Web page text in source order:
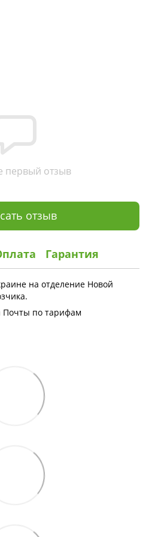
первый отзыв
отзыв
Гарантия
на отделение Новой
Почты по тарифам